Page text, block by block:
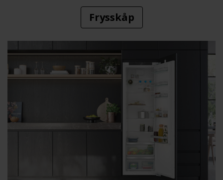
Frysskåp